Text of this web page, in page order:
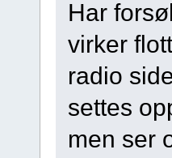
Har
virker
radio
settes
men ser